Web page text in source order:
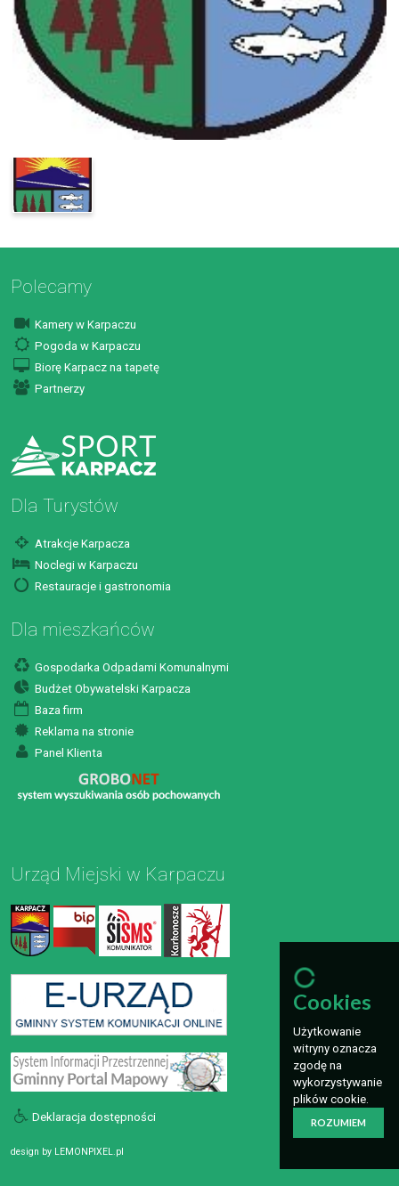
Polecamy
Kamery w Karpaczu
Pogoda w Karpaczu
Biorę Karpacz na tapetę
Partnerzy
Dla Turystów
Atrakcje Karpacza
Noclegi w Karpaczu
Restauracje i gastronomia
Dla mieszkańców
Gospodarka Odpadami Komunalnymi
Budżet Obywatelski Karpacza
Baza firm
Reklama na stronie
Panel Klienta
Urząd Miejski w Karpaczu
Deklaracja dostępności
design by LEMONPIXEL.pl
Cookies
Użytkowanie
witryny oznacza
zgodę na
wykorzystywanie
plików cookie.
ROZUMIEM